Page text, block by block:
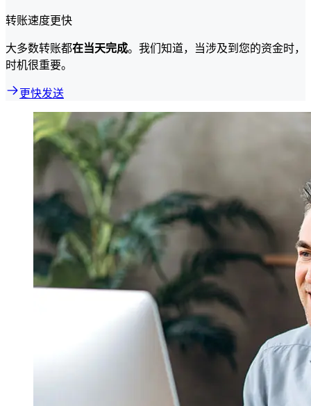
转账速度更快
大多数转账都在当天完成。我们知道，当涉及到您的资金时，
时机很重要。
更快发送